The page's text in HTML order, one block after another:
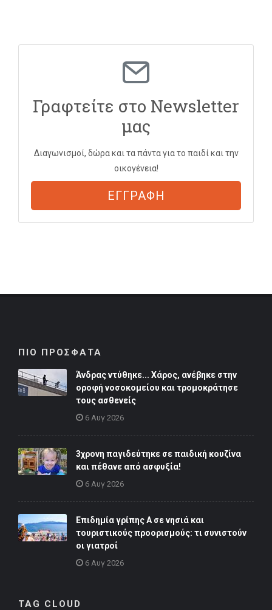
Γραφτείτε στο Newsletter
μας
Διαγωνισμοί, δώρα και τα πάντα για το παιδί και την
οικογένεια!
ΕΓΓΡΑΦΗ
ΠΙΟ ΠΡΟΣΦΑΤΑ
Άνδρας ντύθηκε... Χάρος, ανέβηκε στην
οροφή νοσοκομείου και τρομοκράτησε
τους ασθενείς
6 Αυγ 2026
3χρονη παγιδεύτηκε σε παιδική κουζίνα
και πέθανε από ασφυξία!
6 Αυγ 2026
Επιδημία γρίπης Α σε νησιά και
τουριστικούς προορισμούς: τι συνιστούν
οι γιατροί
6 Αυγ 2026
TAG CLOUD